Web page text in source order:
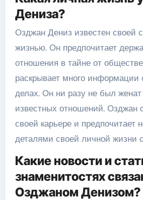
Дениза?
Озджан Дениз известен своей
жизнью. Он предпочитает
отношения в тайне от
раскрывает много информации
делах. Он ни разу не был
известных отношений. Озджан
своей карьере и предпочитает
деталями своей личной жизни
Какие новости и
знаменитостях
Озджаном Денизом?